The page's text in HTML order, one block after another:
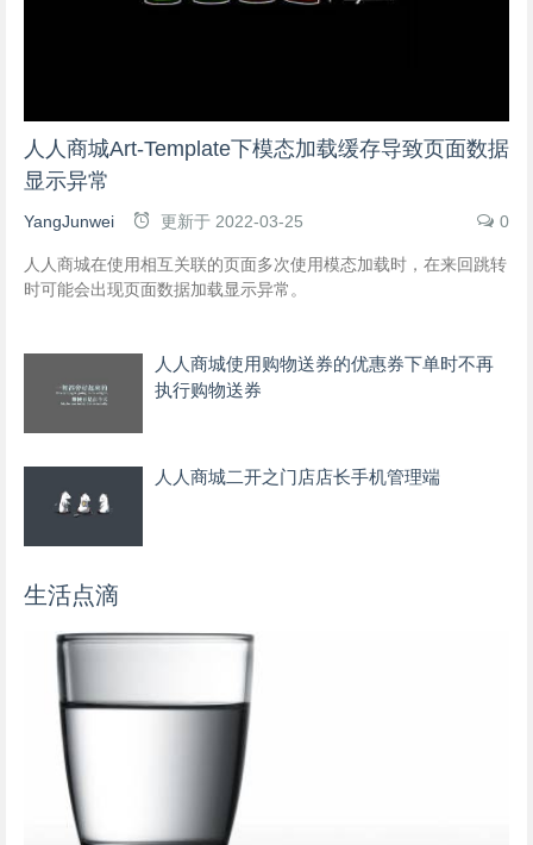
人人商城Art-Template下模态加载缓存导致页面数据
显示异常
YangJunwei 更新于 2022-03-25 0
人人商城在使用相互关联的页面多次使用模态加载时，在来回跳转
时可能会出现页面数据加载显示异常。
人人商城使用购物送券的优惠券下单时不再
执行购物送券
人人商城二开之门店店长手机管理端
生活点滴